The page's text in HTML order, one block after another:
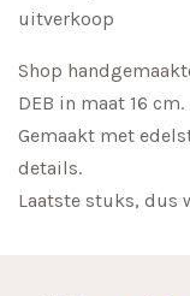
uitverkoop
Shop
DEB in maat 16 cm.
Gemaakt met
details.
Laatste stuks, dus